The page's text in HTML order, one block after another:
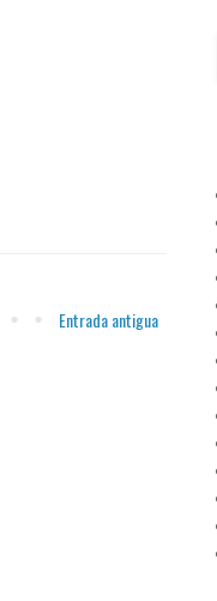
Entrada antigua